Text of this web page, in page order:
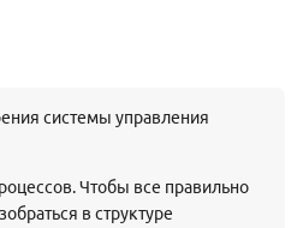
системы управления
Чтобы все правильно
в структуре